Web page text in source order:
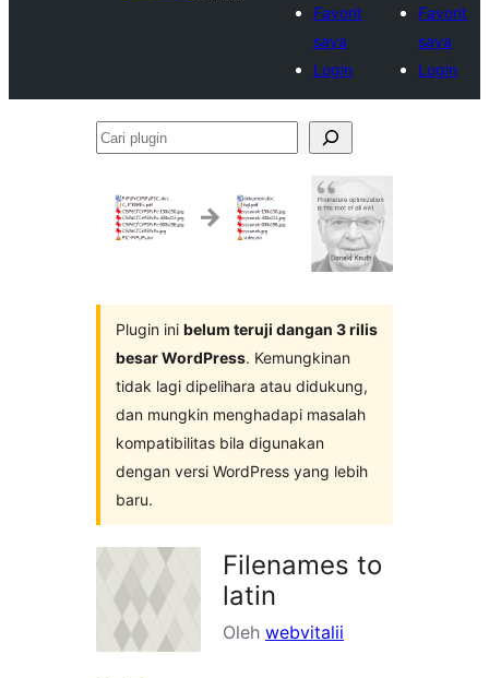
Favorit
saya
Login
Favorit
saya
Login
Cari
Plugin ini belum teruji dangan 3 rilis
besar WordPress. Kemungkinan
tidak lagi dipelihara atau didukung,
dan mungkin menghadapi masalah
kompatibilitas bila digunakan
dengan versi WordPress yang lebih
baru.
Filenames to
latin
Oleh webvitalii